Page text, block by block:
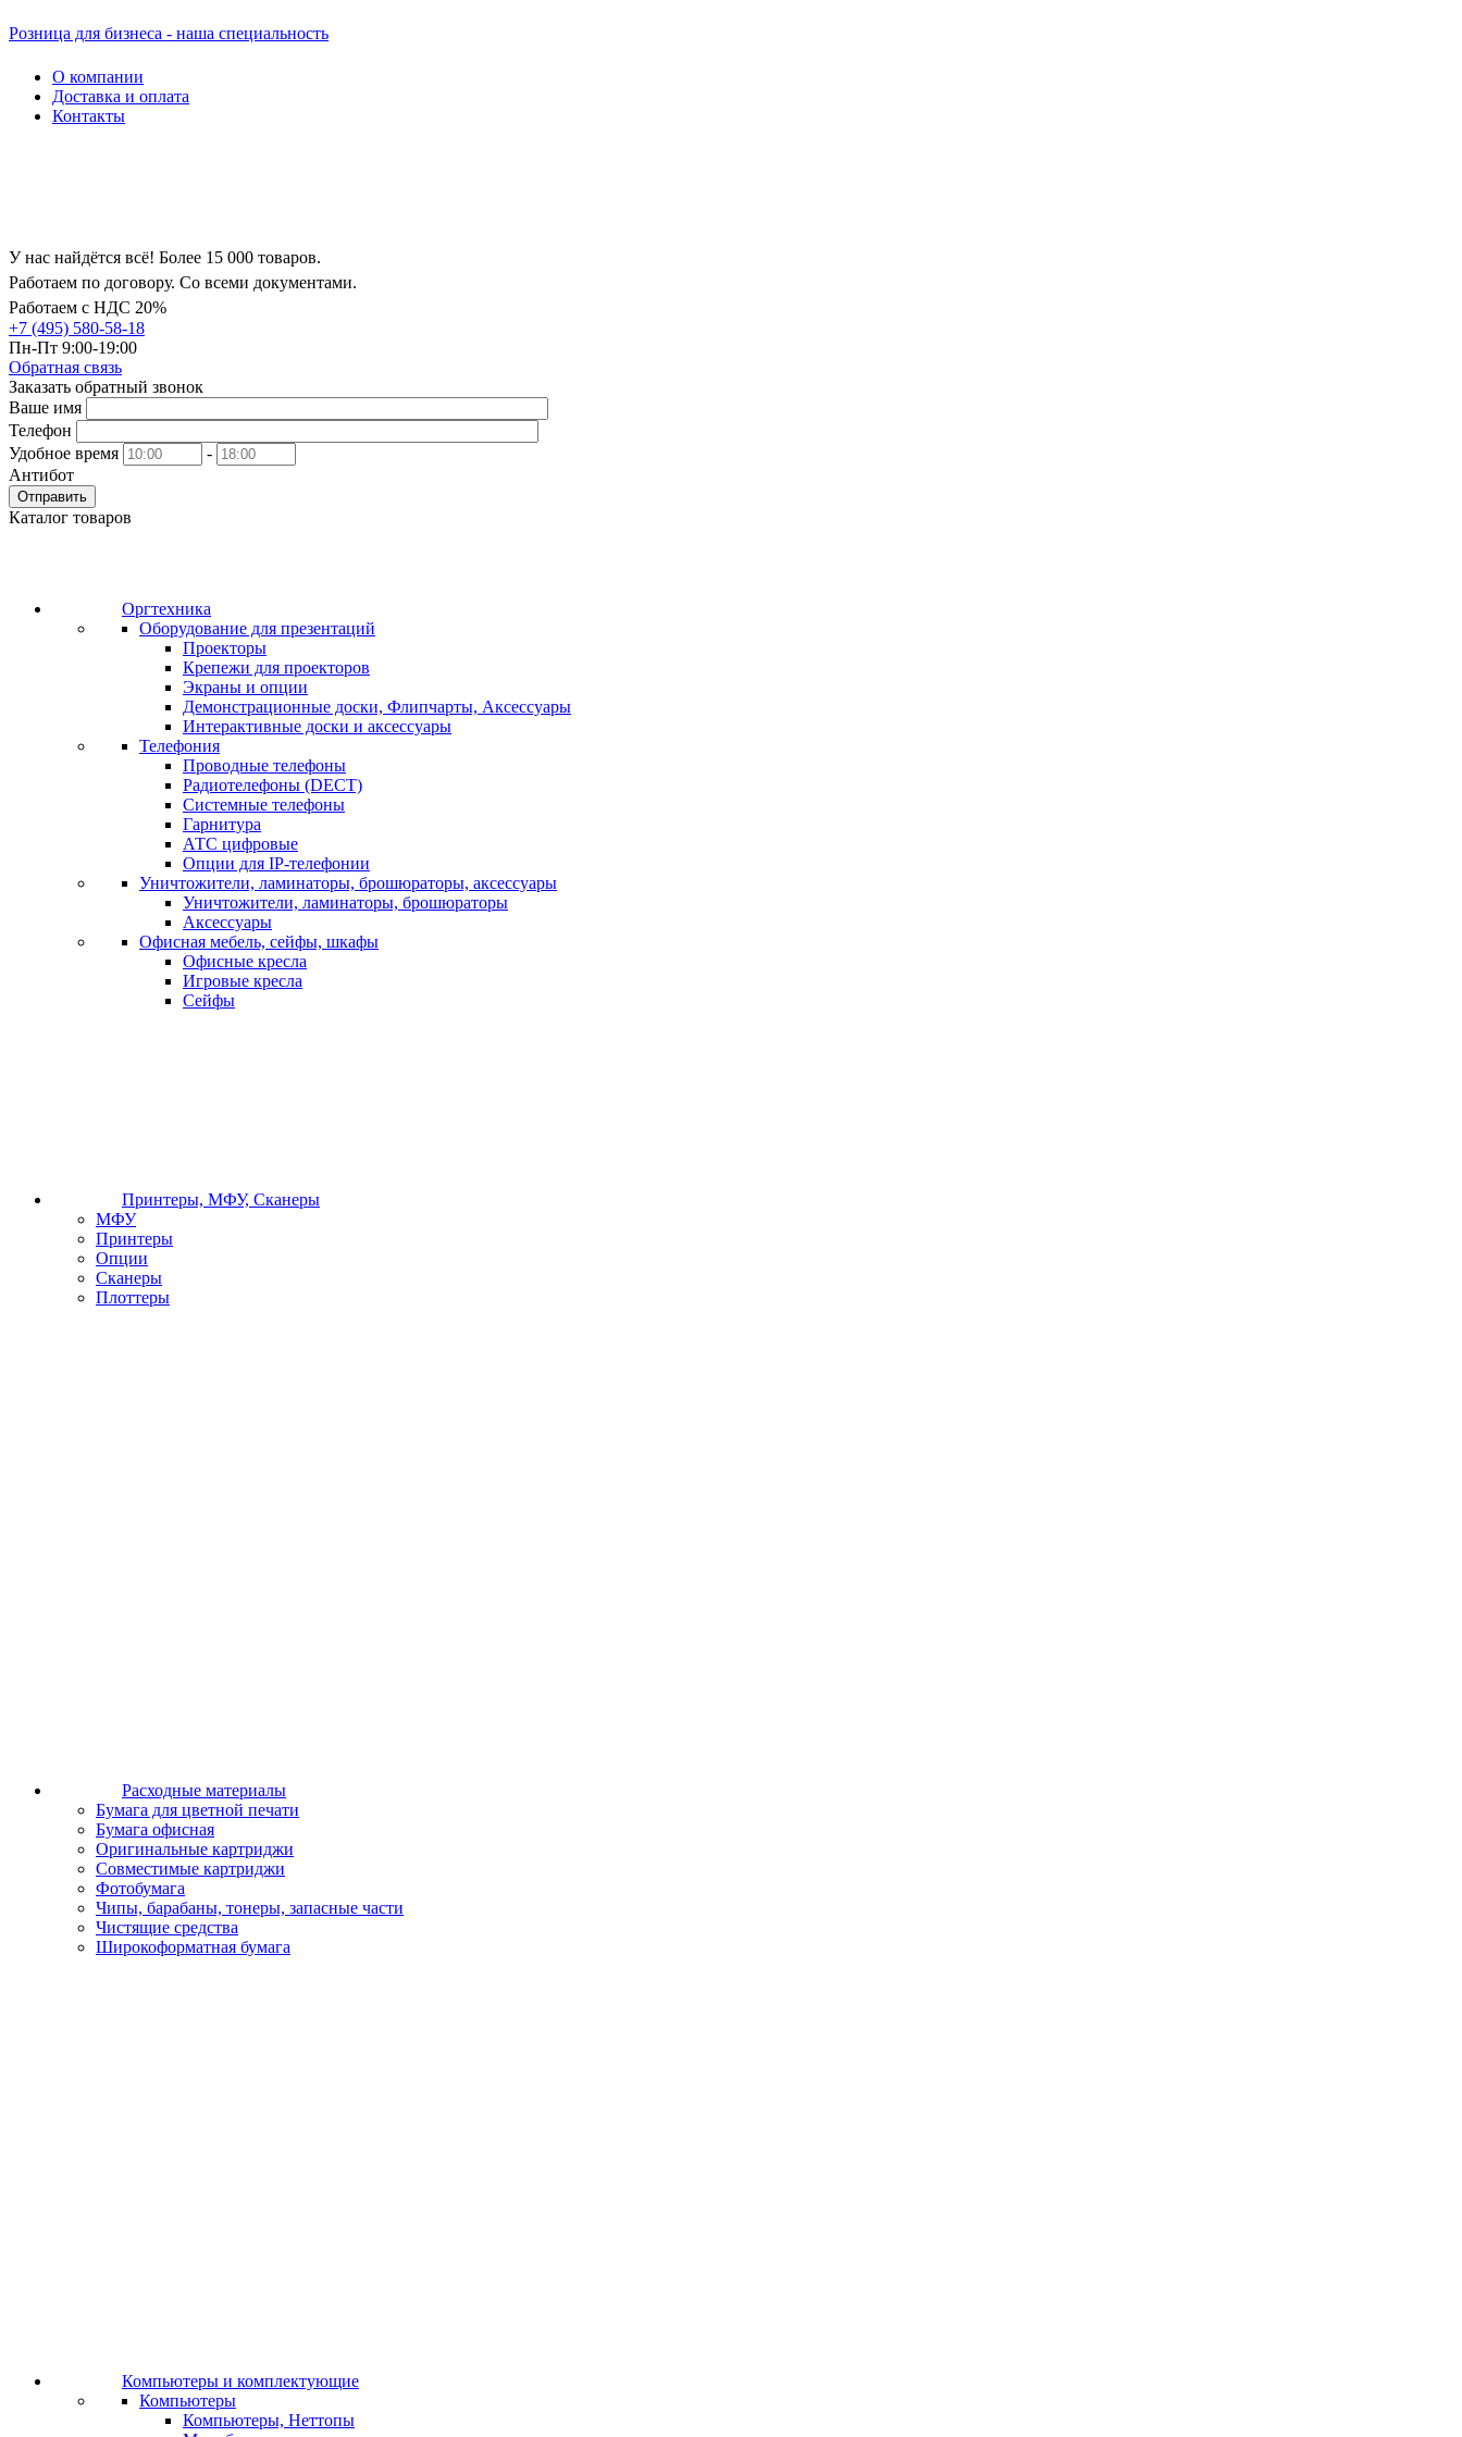
Розница для бизнеса - наша специальность
О компании
Доставка и оплата
Контакты
У нас найдётся всё! Более 15 000 товаров.
Работаем по договору. Со всеми документами.
Работаем с НДС 20%
+7 (495) 580-58-18
Пн-Пт 9:00-19:00
Обратная связь
Заказать обратный звонок
Ваше имя
Телефон
Удобное время
-
Антибот
Отправить
Каталог товаров
Оргтехника
Оборудование для презентаций
Проекторы
Крепежи для проекторов
Экраны и опции
Демонстрационные доски, Флипчарты, Аксессуары
Интерактивные доски и аксессуары
Телефония
Проводные телефоны
Радиотелефоны (DECT)
Системные телефоны
Гарнитура
АТС цифровые
Опции для IP-телефонии
Уничтожители, ламинаторы, брошюраторы, аксессуары
Уничтожители, ламинаторы, брошюраторы
Аксессуары
Офисная мебель, сейфы, шкафы
Офисные кресла
Игровые кресла
Сейфы
Принтеры, МФУ, Сканеры
МФУ
Принтеры
Опции
Сканеры
Плоттеры
Расходные материалы
Бумага для цветной печати
Бумага офисная
Оригинальные картриджи
Совместимые картриджи
Фотобумага
Чипы, барабаны, тонеры, запасные части
Чистящие средства
Широкоформатная бумага
Компьютеры и комплектующие
Компьютеры
Компьютеры, Неттопы